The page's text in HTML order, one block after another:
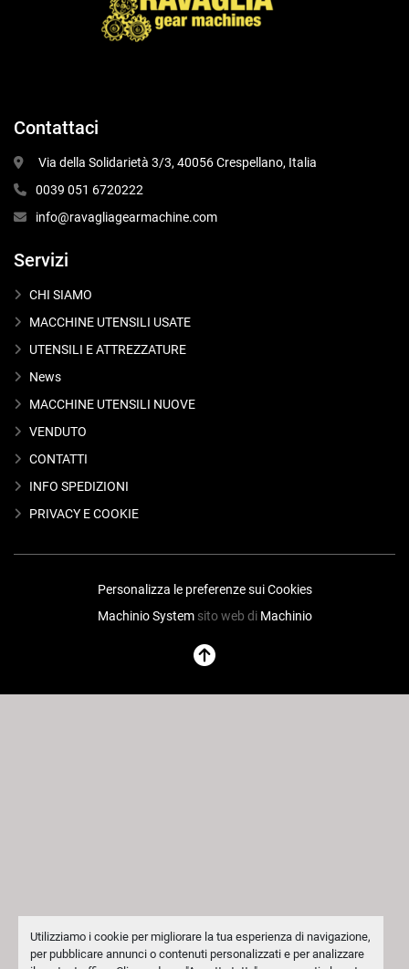
Utilizziamo i cookie per migliorare la tua esperienza di navigazione,
per pubblicare annunci o contenuti personalizzati e per analizzare
Contattaci
Via della Solidarietà 3/3, 40056 Crespellano, Italia
0039 051 6720222
info@ravagliagearmachine.com
Servizi
CHI SIAMO
MACCHINE UTENSILI USATE
UTENSILI E ATTREZZATURE
News
MACCHINE UTENSILI NUOVE
VENDUTO
CONTATTI
INFO SPEDIZIONI
PRIVACY E COOKIE
Personalizza le preferenze sui Cookies
Machinio Systemsito web di Machinio